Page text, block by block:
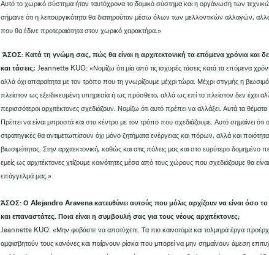
Αυτό το χωρικό σύστημα ήταν ταυτόχρονα το δομικό σύστημα και η οργάνωση των
σήμαινε ότι η λειτουργικότητα θα διατηρούταν μέσω όλων των μελλοντικών αλλαγών,
που θα έδινε προτεραιότητα στον χωρικό χαρακτήρα.»
ΆΣΟΣ: Κατά τη γνώμη σας, πώς θα είναι η αρχιτεκτονική τα επόμενα χρόνια και
και τάσεις; Jeannette KUO: «Νομίζω ότι μία από τις ισχυρές τάσεις κατά τα επόμενα
αλλά όχι απαραίτητα με τον τρόπο που τη γνωρίζουμε μέχρι τώρα. Μέχρι στιγμής η
πλείστον ως εξειδικευμένη υπηρεσία ή ως πρόσθετο, αλλά ως επί το πλείστον δεν έχει
περισσότεροι αρχιτέκτονες σχεδιάζουν. Νομίζω ότι αυτό πρέπει να αλλάξει. Αυτά τα
Πρέπει να είναι μπροστά και στο κέντρο με τον τρόπο που σχεδιάζουμε. Αυτό σημαίνει ότι
στρατηγικές θα αντιμετωπίσουν όχι μόνο ζητήματα ενέργειας και πόρων, αλλά και
βιωσιμότητας. Στην αρχιτεκτονική, καθώς και στις πόλεις μας και στο ευρύτερο δομημένο
εμείς ως αρχιτέκτονες χτίζουμε κοινότητες μέσα από τους χώρους που σχεδιάζουμε θα
επάγγελμά μας.»
ΆΣΟΣ: Ο Alejandro Aravena κατευθύνει αυτούς που μόλις αρχίζουν να είναι όσο
και επαναστάτες. Ποια είναι η συμβουλή σας για τους νέους αρχιτέκτονες;
Jeannette KUO: «Μην φοβάστε να αποτύχετε. Τα πιο καινοτόμα και τολμηρά έργα
αμφισβητούν τους κανόνες και παίρνουν ρίσκα που μπορεί να μην σημαίνουν άμεση